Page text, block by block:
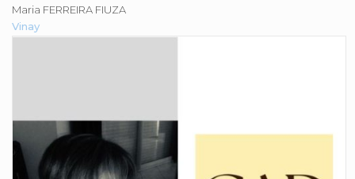
Maria FERREIRA FIUZA
Vinay